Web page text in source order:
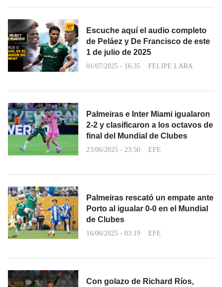
Escuche aquí el audio completo
de Peláez y De Francisco de este
1 de julio de 2025
01/07/2025 - 16:35 FELIPE LARA
Palmeiras e Inter Miami igualaron
2-2 y clasificaron a los octavos de
final del Mundial de Clubes
23/06/2025 - 23:50 EFE
Palmeiras rescató un empate ante
Porto al igualar 0-0 en el Mundial
de Clubes
16/06/2025 - 03:19 EFE
Con golazo de Richard Ríos,